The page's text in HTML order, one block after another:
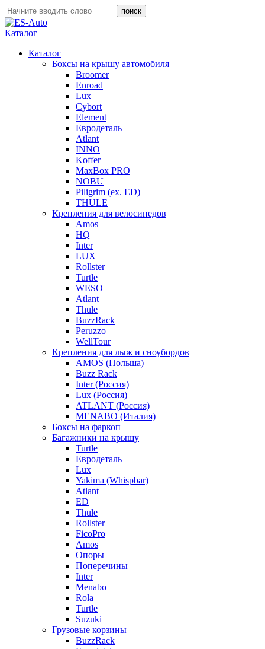
Каталог
Каталог
Боксы на крышу автомобиля
Broomer
Enroad
Lux
Cybort
Element
Евродеталь
Atlant
INNO
Koffer
MaxBox PRO
NOBU
Piligrim (ex. ED)
THULE
Крепления для велосипедов
Amos
HQ
Inter
LUX
Rollster
Turtle
WESO
Atlant
Thule
BuzzRack
Peruzzo
WellTour
Крепления для лыж и сноубордов
AMOS (Польша)
Buzz Rack
Inter (Россия)
Lux (Россия)
ATLANT (Россия)
MENABO (Италия)
Боксы на фаркоп
Багажники на крышу
Turtle
Евродеталь
Lux
Yakima (Whispbar)
Atlant
ED
Thule
Rollster
FicoPro
Amos
Опоры
Поперечины
Inter
Menabo
Rola
Turtle
Suzuki
Грузовые корзины
BuzzRack